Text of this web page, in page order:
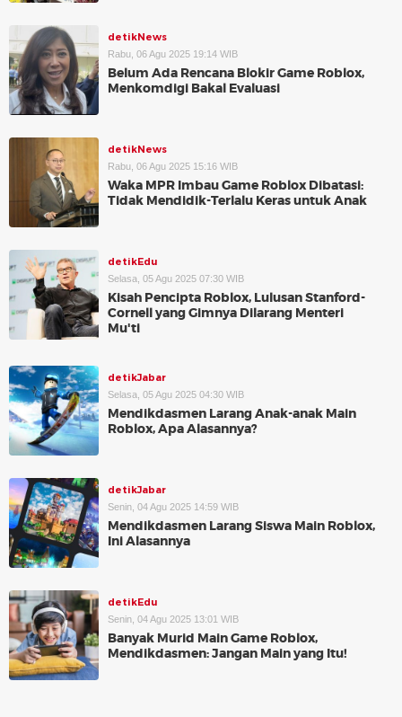
detikNews
Rabu, 06 Agu 2025 19:14 WIB
Belum Ada Rencana Blokir Game Roblox,
Menkomdigi Bakal Evaluasi
detikNews
Rabu, 06 Agu 2025 15:16 WIB
Waka MPR Imbau Game Roblox Dibatasi:
Tidak Mendidik-Terlalu Keras untuk Anak
detikEdu
Selasa, 05 Agu 2025 07:30 WIB
Kisah Pencipta Roblox, Lulusan Stanford-
Cornell yang Gimnya Dilarang Menteri
Mu'ti
detikJabar
Selasa, 05 Agu 2025 04:30 WIB
Mendikdasmen Larang Anak-anak Main
Roblox, Apa Alasannya?
detikJabar
Senin, 04 Agu 2025 14:59 WIB
Mendikdasmen Larang Siswa Main Roblox,
Ini Alasannya
detikEdu
Senin, 04 Agu 2025 13:01 WIB
Banyak Murid Main Game Roblox,
Mendikdasmen: Jangan Main yang Itu!